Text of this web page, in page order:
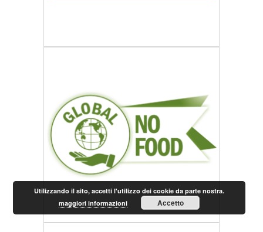
Utilizzando il sito, accetti l'utilizzo dei cookie da parte nostra.
maggiori informazioni
Accetto